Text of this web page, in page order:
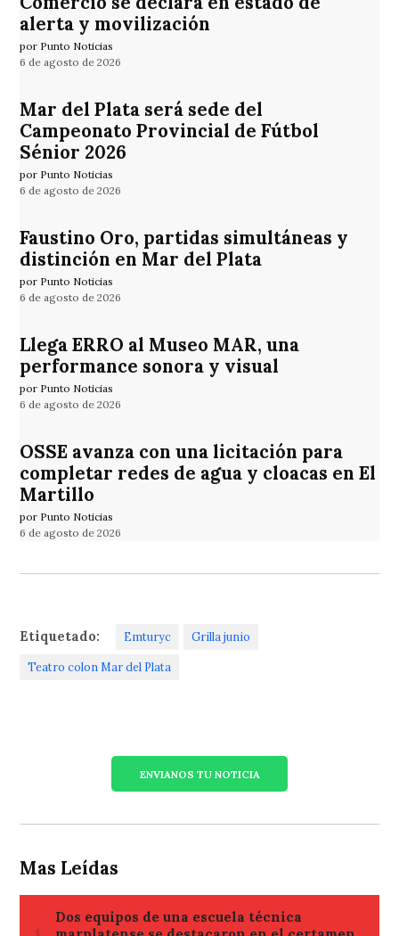
alerta y movilización
por Punto Noticias
6 de agosto de 2026
Mar del Plata será sede del
Campeonato Provincial de Fútbol
Sénior 2026
por Punto Noticias
6 de agosto de 2026
Faustino Oro, partidas simultáneas y
distinción en Mar del Plata
por Punto Noticias
6 de agosto de 2026
Llega ERRO al Museo MAR, una
performance sonora y visual
por Punto Noticias
6 de agosto de 2026
OSSE avanza con una licitación para
completar redes de agua y cloacas en El
Martillo
por Punto Noticias
6 de agosto de 2026
Etiquetado: Emturyc Grilla junio
Teatro colon Mar del Plata
ENVIANOS TU NOTICIA
Mas Leídas